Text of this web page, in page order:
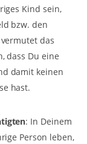
Kind sein,
bzw. den
das
dass Du eine
damit keinen
hast.
: In Deinem
Person leben,